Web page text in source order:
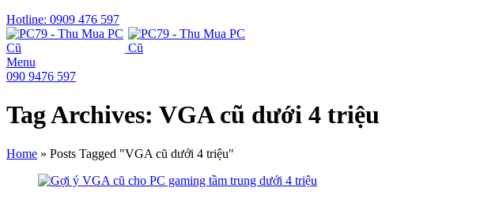
Hotline: 0909 476 597
Menu
090 9476 597
Tag Archives: VGA cũ dưới 4 triệu
Home » Posts Tagged "VGA cũ dưới 4 triệu"